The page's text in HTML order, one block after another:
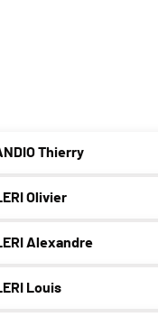
Thierry
Olivier
Alexandre
Louis